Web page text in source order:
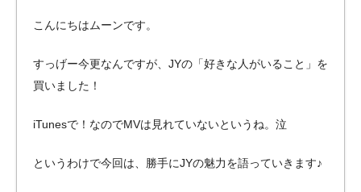
こんにちはムーンです。
すっげー今更なんですが、JYの「好きな人がいること」を
買いました！
iTunesで！なのでMVは見れていないというね。泣
というわけで今回は、勝手にJYの魅力を語っていきます♪